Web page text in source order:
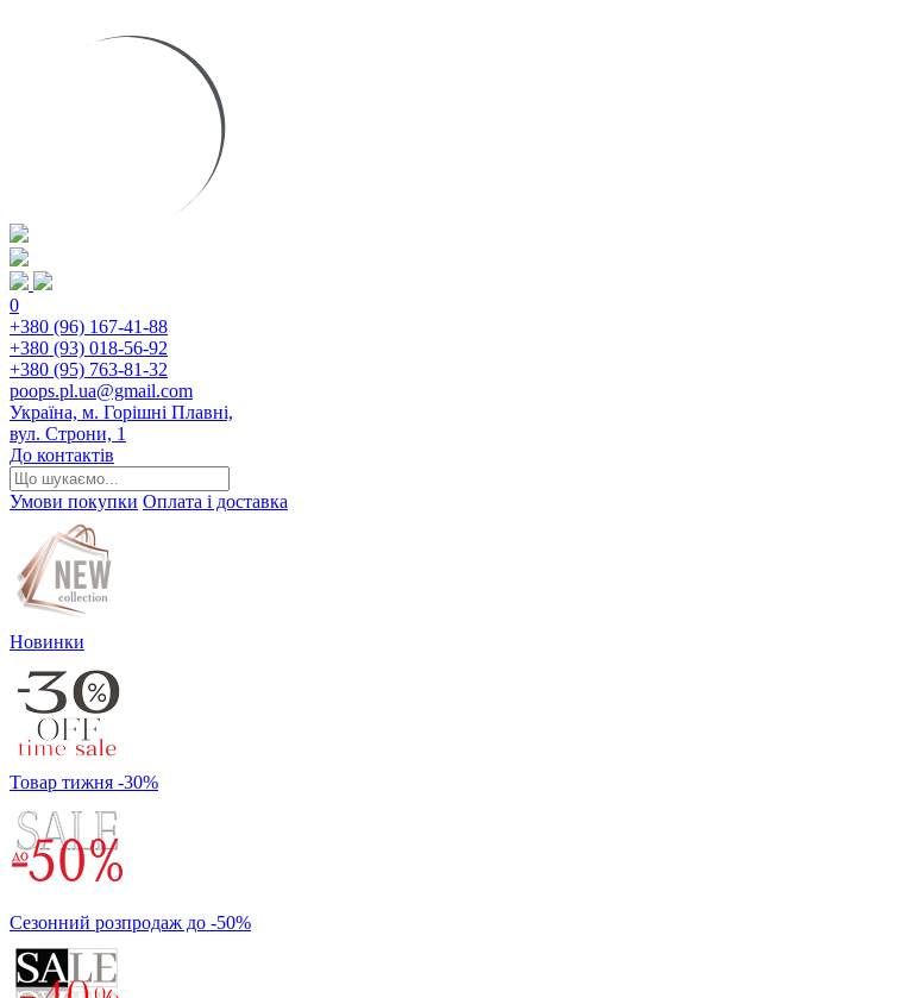
0
+380 (96) 167-41-88
+380 (93) 018-56-92
+380 (95) 763-81-32
poops.pl.ua@gmail.com
Україна, м. Горішні Плавні,
вул. Строни, 1
До контактів
Умови покупки Оплата і доставка
Новинки
Товар тижня -30%
Сезонний розпродаж до -50%